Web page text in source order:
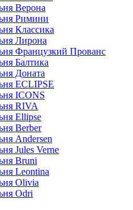
Верона
Римини
Классика
Лирона
Французкий Прованс
Балтика
Доната
ECLIPSE
ICONS
RIVA
Ellipse
Berber
Andersen
Jules Verne
Bruni
Leontina
Olivia
Odri